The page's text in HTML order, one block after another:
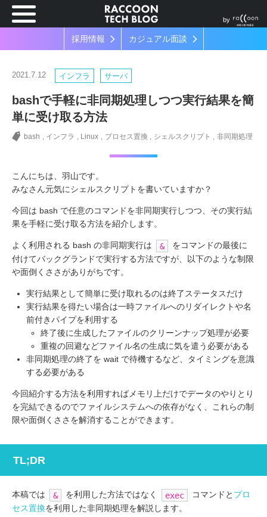
by
採用情報 カジュアル面談
2021.7.12 インフラ サーバ
bashで手軽に非同期処理しつつ実行結果を簡
単に受け取る方法
bash インフラ Linux プロセス置換 シェルスクリプト 非同期処理
こんにちは、羽山です。
みなさん元気にシェルスクリプトを書いていますか？
今回は bash で任意のコマンドを非同期実行しつつ、その実行結
果を手軽に受け取る方法を紹介します。
よく利用される bash の非同期実行は &
をコマンドの最後に
付けてバックグランドで実行する方法ですが、以下のような制限
や面倒くささがありがちです。
実行結果として簡単に受け取れるのは終了ステータスだけ
実行結果を得たい場合は一時ファイルへのリダイレクトや名
前付きパイプを利用する
終了後に生成したファイルのクリーンナップ処理が必要
重複の回避などファイル名の生成に気を遣う必要がある
非同期処理の終了を wait で待機するなど、タイミングを意識
する必要がある
今回紹介する方法を利用すればメモリ上だけでデータのやりとり
を完結できるのでファイルシステムへの依存がなく、これらの制
限や面倒くささを解消することができます。
TL;DR
本稿では & を利用した方法ではなく exec コマンドと プロ
セス置換を利用した非同期処理を解説します。